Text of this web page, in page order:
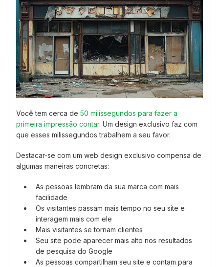
Você tem cerca de 50 milissegundos para fazer a
primeira impressão contar. Um design exclusivo faz com
que esses milissegundos trabalhem a seu favor.
Destacar-se com um web design exclusivo compensa de
algumas maneiras concretas:
As pessoas lembram da sua marca com mais
facilidade
Os visitantes passam mais tempo no seu site e
interagem mais com ele
Mais visitantes se tornam clientes
Seu site pode aparecer mais alto nos resultados
de pesquisa do Google
As pessoas compartilham seu site e contam para